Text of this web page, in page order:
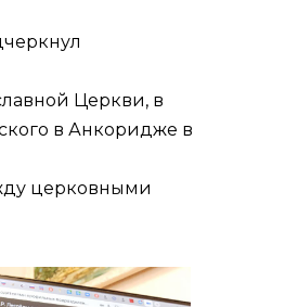
Церкви, в
в Анкоридже в
церковными